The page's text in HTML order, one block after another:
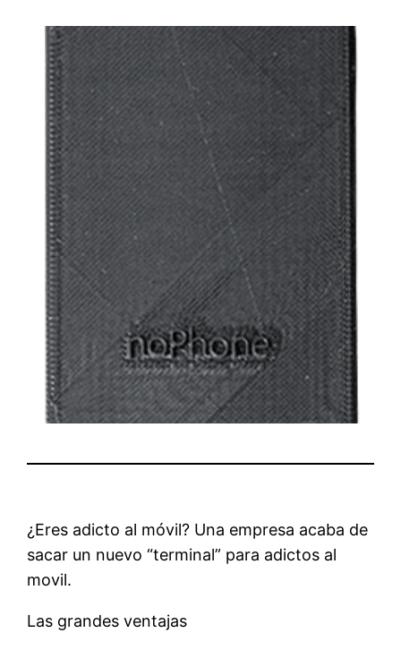
¿Eres adicto al móvil? Una empresa acaba de
sacar un nuevo “terminal” para adictos al
movil.
Las grandes ventajas